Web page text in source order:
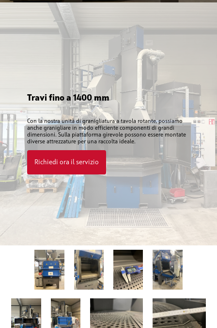
Travi fino a 1400 mm
Con la nostra unità di granigliatura a tavola rotante, possiamo
anche granigliare in modo efficiente componenti di grandi
dimensioni. Sulla piattaforma girevole possono essere montate
diverse attrezzature per una raccolta ideale.
Richiedi ora il servizio